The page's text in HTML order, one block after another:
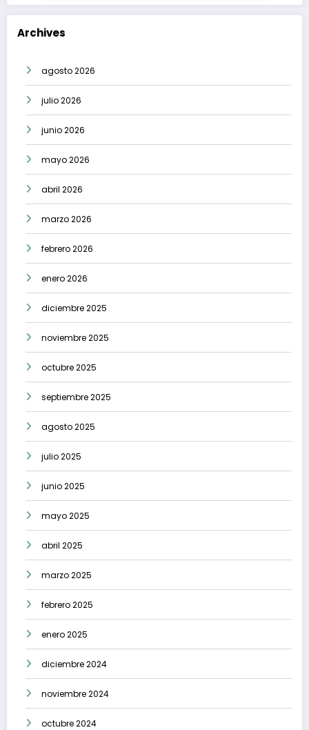
Archives
agosto 2026
julio 2026
junio 2026
mayo 2026
abril 2026
marzo 2026
febrero 2026
enero 2026
diciembre 2025
noviembre 2025
octubre 2025
septiembre 2025
agosto 2025
julio 2025
junio 2025
mayo 2025
abril 2025
marzo 2025
febrero 2025
enero 2025
diciembre 2024
noviembre 2024
octubre 2024